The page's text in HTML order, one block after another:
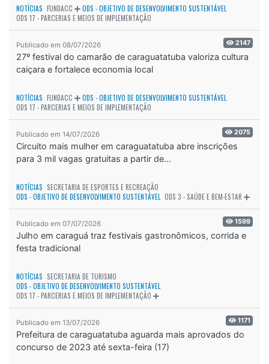
NOTÍCIAS FUNDACC
ODS - OBJETIVO DE DESENVOLVIMENTO SUSTENTÁVEL
ODS 17 - PARCERIAS E MEIOS DE IMPLEMENTAÇÃO
Publicado em 08/07/2026 2147
27º festival do camarão de caraguatatuba valoriza cultura
caiçara e fortalece economia local
NOTÍCIAS FUNDACC
ODS - OBJETIVO DE DESENVOLVIMENTO SUSTENTÁVEL
ODS 17 - PARCERIAS E MEIOS DE IMPLEMENTAÇÃO
Publicado em 14/07/2026 2075
Circuito mais mulher em caraguatatuba abre inscrições
para 3 mil vagas gratuitas a partir de...
NOTÍCIAS SECRETARIA DE ESPORTES E RECREAÇÃO
ODS - OBJETIVO DE DESENVOLVIMENTO SUSTENTÁVEL ODS 3 - SAÚDE E BEM-ESTAR
Publicado em 07/07/2026 1599
Julho em caraguá traz festivais gastronômicos, corrida e
festa tradicional
NOTÍCIAS SECRETARIA DE TURISMO
ODS - OBJETIVO DE DESENVOLVIMENTO SUSTENTÁVEL
ODS 17 - PARCERIAS E MEIOS DE IMPLEMENTAÇÃO
Publicado em 13/07/2026 1171
Prefeitura de caraguatatuba aguarda mais aprovados do
concurso de 2023 até sexta-feira (17)